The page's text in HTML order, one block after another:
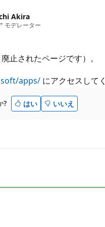
Akira
モデレーター
止されたページです）。
apps/ にアクセスして
? はい いいえ